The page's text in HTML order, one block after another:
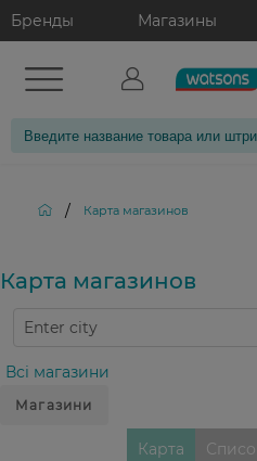
Бренды Магазины
/ Карта магазинов
Карта магазинов
Всі магазини